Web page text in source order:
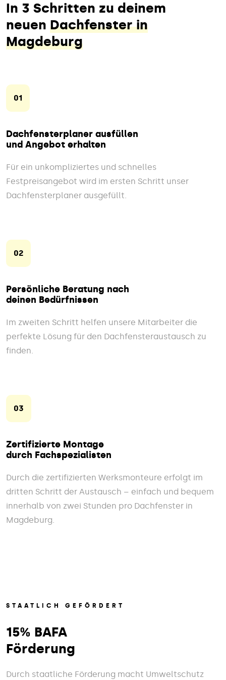
In 3 Schritten zu deinem
neuen Dachfenster in
Magdeburg
01
Dachfensterplaner ausfüllen
und Angebot erhalten
Für ein unkompliziertes und schnelles
Festpreisangebot wird im ersten Schritt unser
Dachfensterplaner ausgefüllt.
02
Persönliche Beratung nach
deinen Bedürfnissen
Im zweiten Schritt helfen unsere Mitarbeiter die
perfekte Lösung für den Dachfensteraustausch zu
finden.
03
Zertifizierte Montage
durch Fachspezialisten
Durch die zertifizierten Werksmonteure erfolgt im
dritten Schritt der Austausch – einfach und bequem
innerhalb von zwei Stunden pro Dachfenster in
Magdeburg.
STAATLICH GEFÖRDERT
15% BAFA
Förderung
Durch staatliche Förderung macht Umweltschutz